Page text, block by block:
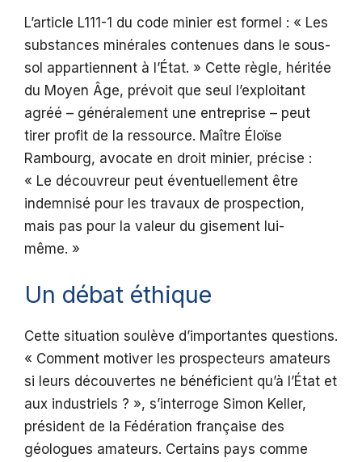
L’article L111-1 du code minier est formel : « Les
substances minérales contenues dans le sous-
sol appartiennent à l’État. » Cette règle, héritée
du Moyen Âge, prévoit que seul l’exploitant
agréé – généralement une entreprise – peut
tirer profit de la ressource. Maître Éloïse
Rambourg, avocate en droit minier, précise :
« Le découvreur peut éventuellement être
indemnisé pour les travaux de prospection,
mais pas pour la valeur du gisement lui-
même. »
Un débat éthique
Cette situation soulève d’importantes questions.
« Comment motiver les prospecteurs amateurs
si leurs découvertes ne bénéficient qu’à l’État et
aux industriels ? », s’interroge Simon Keller,
président de la Fédération française des
géologues amateurs. Certains pays comme